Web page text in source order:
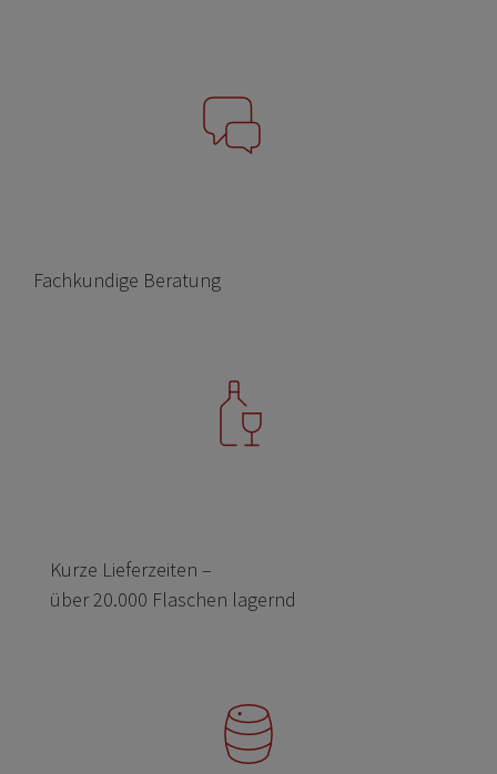
Fachkundige Beratung
Kurze Lieferzeiten –
über 20.000 Flaschen lagernd